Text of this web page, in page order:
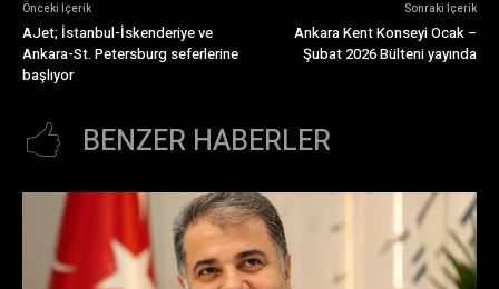
Önceki İçerik
AJet; İstanbul-İskenderiye ve
Ankara-St. Petersburg seferlerine
başlıyor
Sonraki İçerik
Ankara Kent Konseyi Ocak –
Şubat 2026 Bülteni yayında
BENZER HABERLER